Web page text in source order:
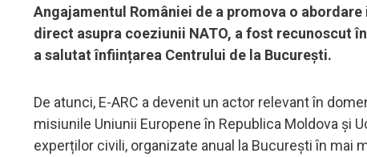
Angajamentul României de a promova o
direct asupra coeziunii NATO, a fost recunoscut
a salutat înființarea Centrului de la București.
De atunci, E-ARC a devenit un actor relevant în
misiunile Uniunii Europene în Republica Moldova și
experților civili, organizate anual la București în mai